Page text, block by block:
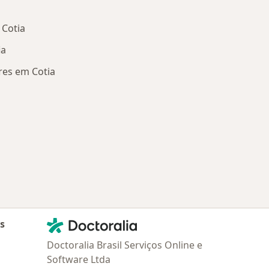
em Cotia
Contato
Doctoralia - Homepage
Doctoralia Brasil Serviços Online e
Software Ltda